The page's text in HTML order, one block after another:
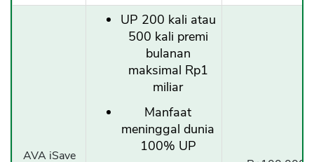
AVA iSave
UP 200 kali atau
500 kali premi
bulanan
maksimal Rp1
miliar
Manfaat
meninggal dunia
100% UP